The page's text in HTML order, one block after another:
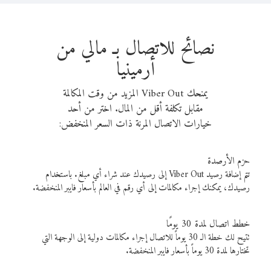
نصائح للاتصال بـ مالي من
أرمينيا
يمنحك Viber Out المزيد من وقت المكالمة
مقابل تكلفة أقل من المال. اختر من أحد
خيارات الاتصال المرنة ذات السعر المنخفض:
حزم الأرصدة
تتم إضافة رصيد Viber Out إلى رصيدك عند شراء أي مبلغ. باستخدام
رصيدك، يمكنك إجراء مكالمات إلى أي رقم في العالم بأسعار فايبر المنخفضة.
خطط اتصال لمدة 30 يومًا
تتيح لك خطة الـ 30 يوماً للاتصال إجراء مكالمات دولية إلى الوجهة التي
تختارها لمدة 30 يوماً بأسعار فايبر المنخفضة.